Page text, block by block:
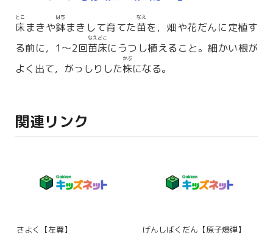
床
とこ
まきや鉢
はち
まきして育てた苗
なえ
を，畑や花だんに定植す
る前に，1〜2回苗床
なえどこ
にうつし植えること。細かい根が
よく出て，がっしりした株
かぶ
になる。
関連リンク
さよく【左翼】 げんしばくだん【原子爆弾】